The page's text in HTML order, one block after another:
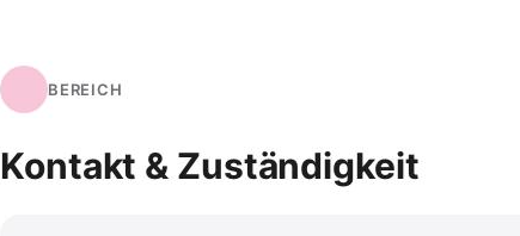
BEREICH
Kontakt & Zuständigkeit